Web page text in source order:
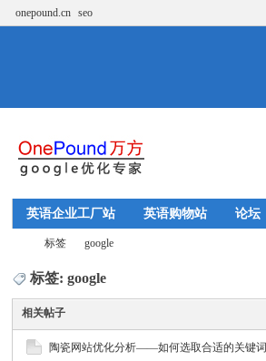
onepound.cn seo
英语企业工厂站 英语购物站 论坛
›
标签 google
标签: google
相关帖子
陶瓷网站优化分析——如何选取合适的关键词